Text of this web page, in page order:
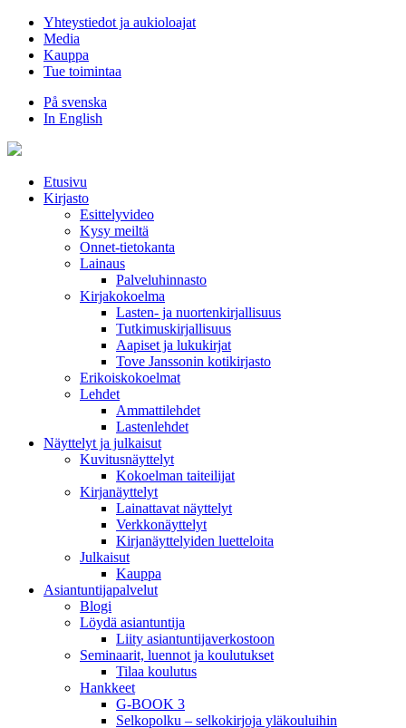
Hyppää
sisältöön
Yhteystiedot ja aukioloajat
Media
Kauppa
Tue toimintaa
På svenska
In English
Etusivu
Kirjasto
Esittelyvideo
Kysy meiltä
Onnet-tietokanta
Lainaus
Palveluhinnasto
Kirjakokoelma
Lasten- ja nuortenkirjallisuus
Tutkimuskirjallisuus
Aapiset ja lukukirjat
Tove Janssonin kotikirjasto
Erikoiskokoelmat
Lehdet
Ammattilehdet
Lastenlehdet
Näyttelyt ja julkaisut
Kuvitusnäyttelyt
Kokoelman taiteilijat
Kirjanäyttelyt
Lainattavat näyttelyt
Verkkonäyttelyt
Kirjanäyttelyiden luetteloita
Julkaisut
Kauppa
Asiantuntija­palvelut
Blogi
Löydä asiantuntija
Liity asiantuntijaverkostoon
Seminaarit, luennot ja koulutukset
Tilaa koulutus
Hankkeet
G-BOOK 3
Selkopolku – selkokirjoja yläkouluihin